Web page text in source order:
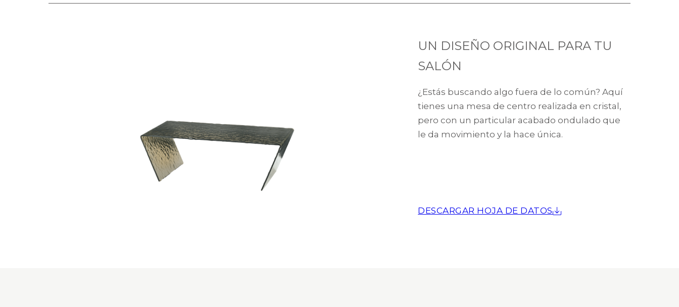
UN DISEÑO ORIGINAL PARA TU
SALÓN
¿Estás buscando algo fuera de lo común? Aquí
tienes una mesa de centro realizada en cristal,
pero con un particular acabado ondulado que
le da movimiento y la hace única.
DESCARGAR HOJA DE DATOS